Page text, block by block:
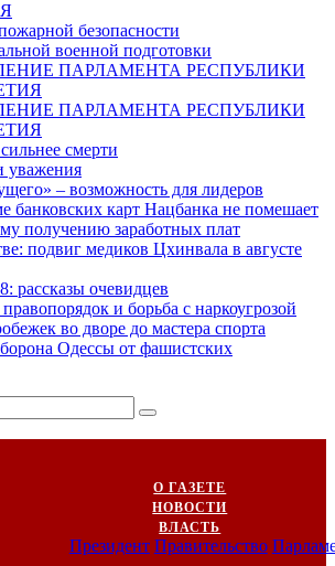
безопасности
военной подготовки
ПАРЛАМЕНТА РЕСПУБЛИКИ
ПАРЛАМЕНТА РЕСПУБЛИКИ
смерти
уважения
– возможность для лидеров
банковских карт Нацбанка не помешает
получению заработных плат
подвиг медиков Цхинвала в августе
рассказы очевидцев
и борьба с наркоугрозой
во дворе до мастера спорта
Одессы от фашистских
О ГАЗЕТЕ
НОВОСТИ
ВЛАСТЬ
Президент Правительство